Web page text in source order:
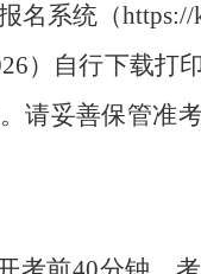
名系统（https://
）自行下载打
请妥善保管准